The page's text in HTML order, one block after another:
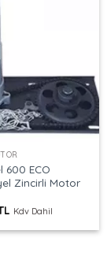
600 ECO
Zincirli Motor
Kdv Dahil